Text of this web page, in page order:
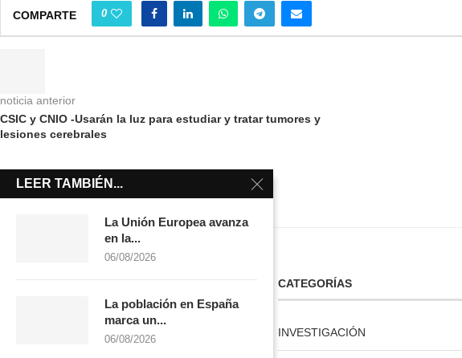
COMPARTE 0
noticia anterior
CSIC y CNIO -Usarán la luz para estudiar y tratar tumores y
lesiones cerebrales
CATEGORÍAS
INVESTIGACIÓN
LEER TAMBIÉN...
La Unión Europea avanza
en la...
06/08/2026
La población en España
marca un...
06/08/2026